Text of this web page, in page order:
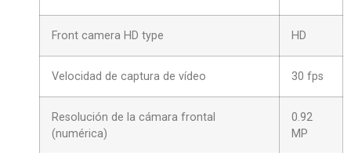
Front camera HD type HD
Velocidad de captura de vídeo 30 fps
Resolución de la cámara frontal
(numérica)
0.92
MP